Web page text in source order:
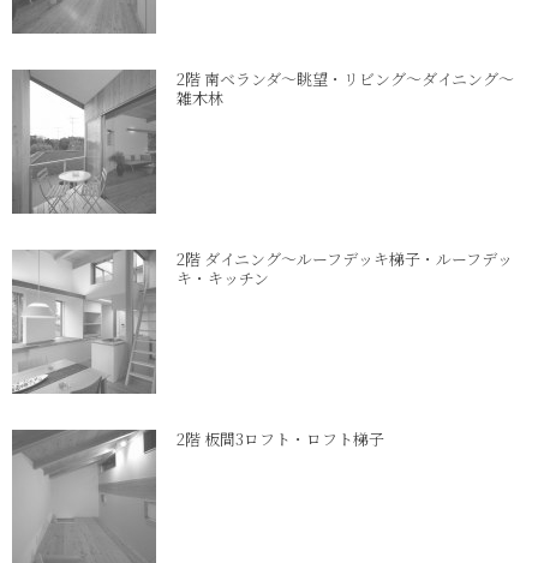
2階 南ベランダ～眺望・リビング～ダイニング～
雑木林
2階 ダイニング～ルーフデッキ梯子・ルーフデッ
キ・キッチン
2階 板間3ロフト・ロフト梯子